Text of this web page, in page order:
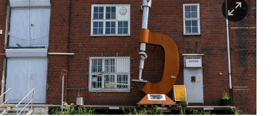
berlin
nord
wahrheit
verlag